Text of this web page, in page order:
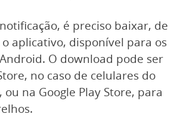
é preciso baixar, de
aplicativo, disponível para os
O download pode ser
no caso de celulares do
na Google Play Store, para